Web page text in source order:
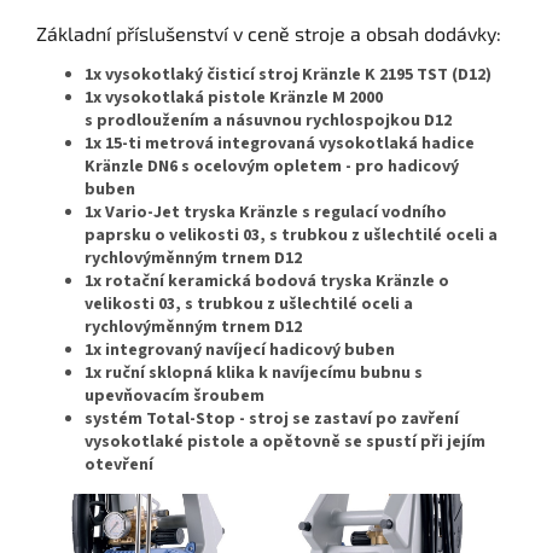
Základní příslušenství v ceně stroje a obsah dodávky:
1x vysokotlaký čisticí stroj Kränzle K 2195 TST (D12)
1x vysokotlaká pistole Kränzle M 2000
s prodloužením a násuvnou rychlospojkou D12
1x 15-ti metrová integrovaná vysokotlaká hadice
Kränzle DN6 s ocelovým opletem - pro hadicový
buben
1x Vario-Jet tryska Kränzle s regulací vodního
paprsku o velikosti 03, s trubkou z ušlechtilé oceli a
rychlovýměnným trnem D12
1x rotační keramická bodová tryska Kränzle o
velikosti 03, s trubkou z ušlechtilé oceli a
rychlovýměnným trnem D12
1x integrovaný navíjecí hadicový buben
1x ruční sklopná klika k navíjecímu bubnu s
upevňovacím šroubem
systém Total-Stop - stroj se zastaví po zavření
vysokotlaké pistole a opětovně se spustí při jejím
otevření